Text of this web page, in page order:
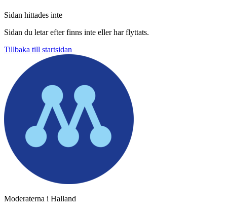
Sidan hittades inte
Sidan du letar efter finns inte eller har flyttats.
Tillbaka till startsidan
Moderaterna i Halland